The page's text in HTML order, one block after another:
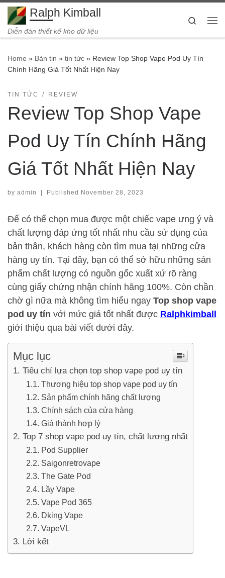
Skip to content
Ralph Kimball
Diễn đàn thiết kế kho dữ liệu
Search
Home » Bản tin » tin tức » Review Top Shop Vape Pod Uy Tín
Chính Hãng Giá Tốt Nhất Hiện Nay
TIN TỨC REVIEW
Review Top Shop Vape
Pod Uy Tín Chính Hãng
Giá Tốt Nhất Hiện Nay
by admin Published November 28, 2023
Để có thể chọn mua được một chiếc vape ưng ý và
chất lượng đáp ứng tốt nhất nhu cầu sử dụng của
bản thân, khách hàng còn tìm mua tại những cửa
hàng uy tín. Tại đây, bạn có thể sở hữu những sản
phẩm chất lượng có nguồn gốc xuất xứ rõ ràng
cùng giấy chứng nhận chính hãng 100%. Còn chần
chờ gì nữa mà không tìm hiểu ngay Top shop vape
pod uy tín với mức giá tốt nhất được Ralphkimball
giới thiệu qua bài viết dưới đây.
Mục lục
Tiêu chí lựa chọn top shop vape pod uy tín
Thương hiệu top shop vape pod uy tín
Sản phẩm chính hãng chất lượng
Chính sách của cửa hàng
Giá thành hợp lý
Top 7 shop vape pod uy tín, chất lượng nhất
Pod Supplier
Saigonretrovape
The Gate Pod
Lầy Vape
Vape Pod 365
Dking Vape
VapeVL
Lời kết